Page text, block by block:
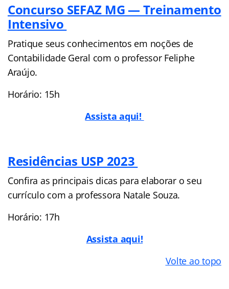
Concurso SEFAZ MG — Treinamento
Intensivo
Pratique seus conhecimentos em noções de
Contabilidade Geral com o professor Feliphe
Araújo.
Horário: 15h
Assista aqui!
Residências USP 2023
Confira as principais dicas para elaborar o seu
currículo com a professora Natale Souza.
Horário: 17h
Assista aqui!
Volte ao topo